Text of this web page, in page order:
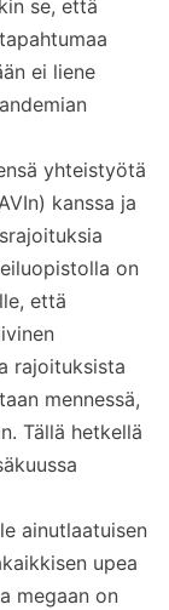
se, että
ei liene
yhteistyötä
kanssa ja
on
että
rajoituksista
mennessä,
Tällä hetkellä
ainutlaatuisen
upea
megaan on